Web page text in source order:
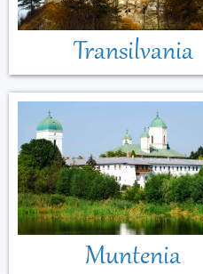
Transilvania
Muntenia